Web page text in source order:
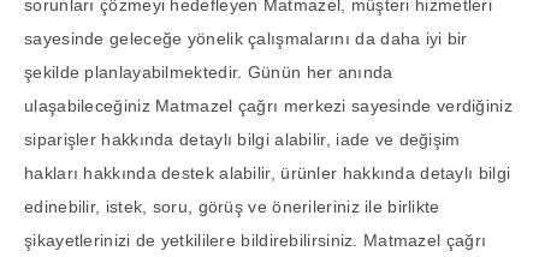
sorunları çözmeyi hedefleyen Matmazel, müşteri hizmetleri
sayesinde geleceğe yönelik çalışmalarını da daha iyi bir
şekilde planlayabilmektedir. Günün her anında
ulaşabileceğiniz Matmazel çağrı merkezi sayesinde verdiğiniz
siparişler hakkında detaylı bilgi alabilir, iade ve değişim
hakları hakkında destek alabilir, ürünler hakkında detaylı bilgi
edinebilir, istek, soru, görüş ve önerileriniz ile birlikte
şikayetlerinizi de yetkililere bildirebilirsiniz. Matmazel çağrı